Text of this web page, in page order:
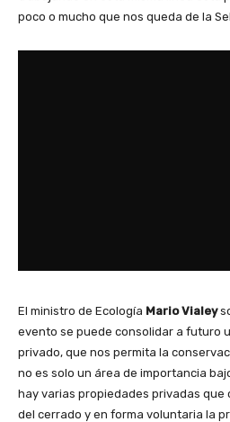
poco o mucho que nos queda de la
El ministro de Ecología Mario Vialey
evento se puede consolidar a futuro
privado, que nos permita la
no es solo un área de importancia
hay varias propiedades privadas que
del cerrado y en forma voluntaria la